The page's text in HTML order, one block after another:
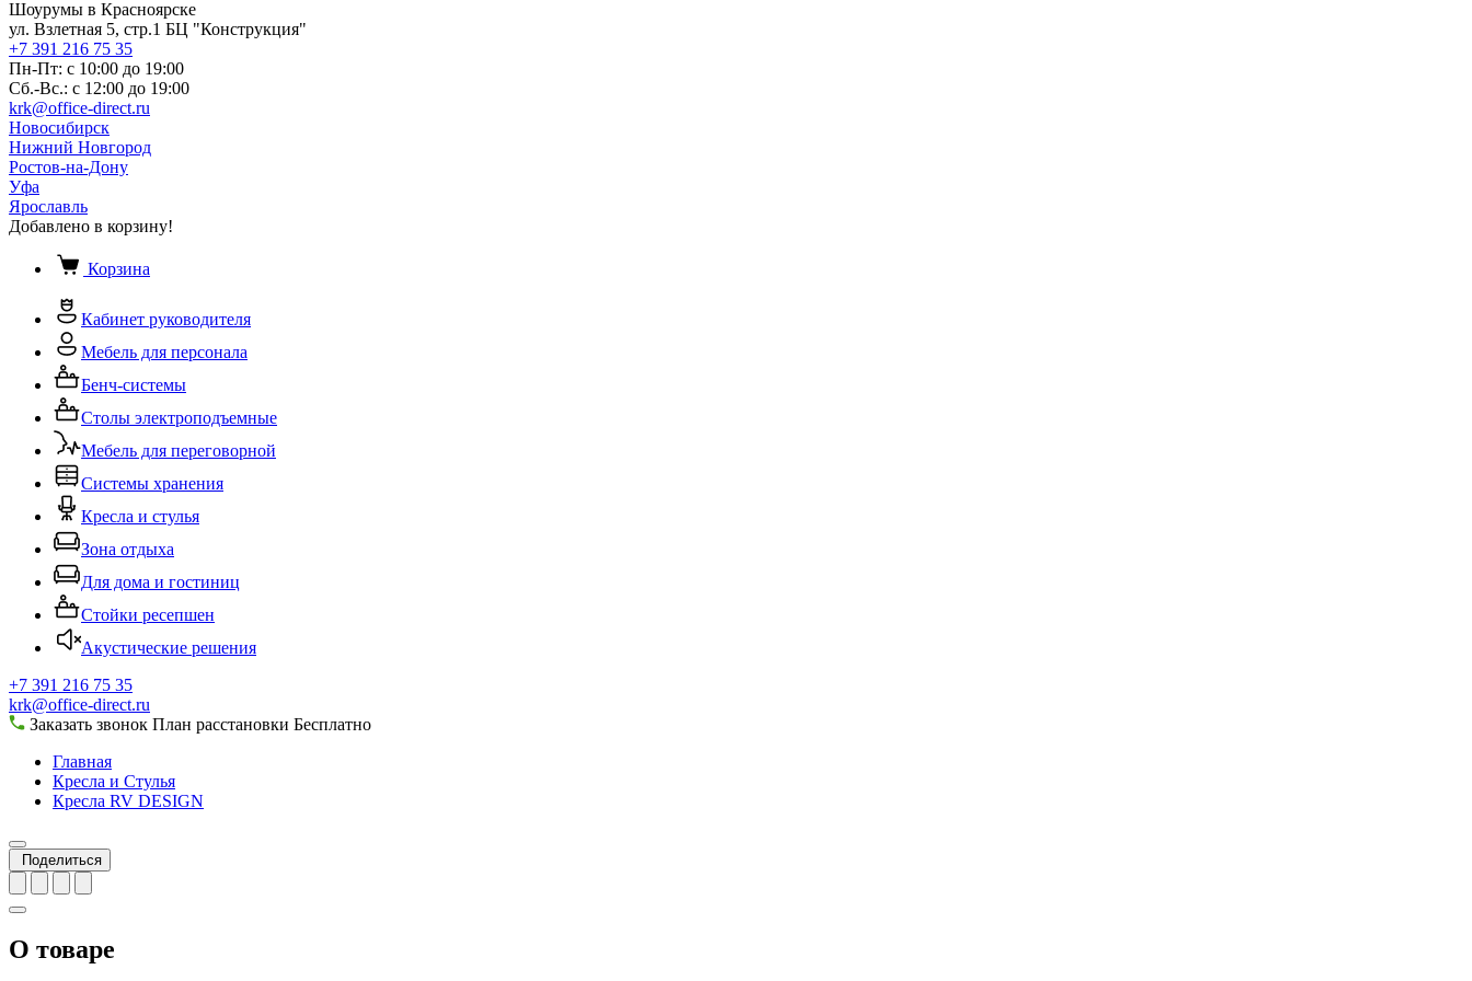
Шоурумы в Красноярске
ул. Взлетная 5, стр.1 БЦ "Конструкция"
+7 391 216 75 35
Пн-Пт: с 10:00 до 19:00
Сб.-Вс.: с 12:00 до 19:00
krk@office-direct.ru
Новосибирск
Нижний Новгород
Ростов-на-Дону
Уфа
Ярославль
Добавлено в корзину!
Корзина
Кабинет руководителя
Мебель для персонала
Бенч-системы
Столы электроподъемные
Мебель для переговорной
Системы хранения
Кресла и стулья
Зона отдыха
Для дома и гостиниц
Стойки ресепшен
Акустические решения
+7 391 216 75 35
krk@office-direct.ru
Заказать звонок План расстановки Бесплатно
Главная
Кресла и Стулья
Кресла RV DESIGN
Поделиться
О товаре